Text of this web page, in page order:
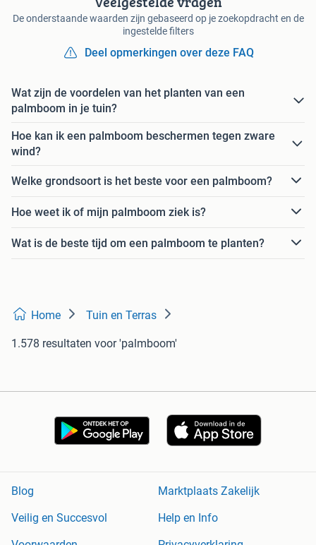
De onderstaande waarden zijn gebaseerd op je zoekopdracht en de
ingestelde filters
Deel opmerkingen over deze FAQ
Wat zijn de voordelen van het planten van een
palmboom in je tuin?
Hoe kan ik een palmboom beschermen tegen zware
wind?
Welke grondsoort is het beste voor een palmboom?
Hoe weet ik of mijn palmboom ziek is?
Wat is de beste tijd om een palmboom te planten?
Home Tuin en Terras
1.578 resultaten voor 'palmboom'
Blog
Marktplaats Zakelijk
Veilig en Succesvol
Help en Info